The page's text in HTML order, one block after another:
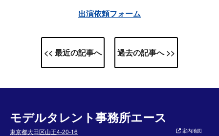
出演依頼フォーム
<< 最近の記事へ 過去の記事へ >>
モデルタレント事務所エース
東京都大田区山王4-20-16
案内地図